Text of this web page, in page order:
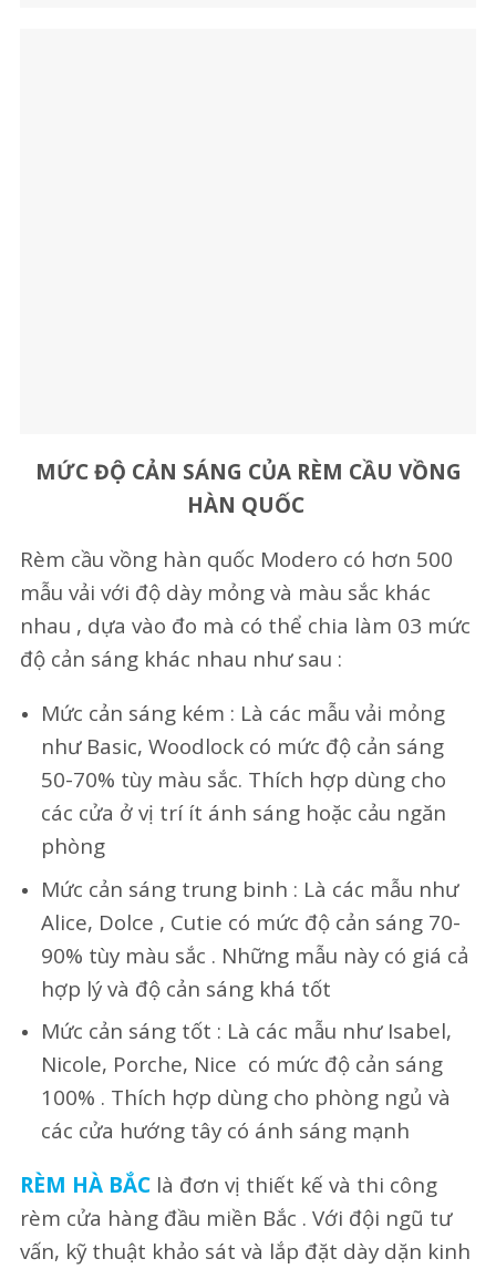
MỨC ĐỘ CẢN SÁNG CỦA RÈM CẦU VỒNG
HÀN QUỐC
Rèm cầu vồng hàn quốc Modero có hơn 500
mẫu vải với độ dày mỏng và màu sắc khác
nhau , dựa vào đo mà có thể chia làm 03 mức
độ cản sáng khác nhau như sau :
Mức cản sáng kém : Là các mẫu vải mỏng
như Basic, Woodlock có mức độ cản sáng
50-70% tùy màu sắc. Thích hợp dùng cho
các cửa ở vị trí ít ánh sáng hoặc cảu ngăn
phòng
Mức cản sáng trung binh : Là các mẫu như
Alice, Dolce , Cutie có mức độ cản sáng 70-
90% tùy màu sắc . Những mẫu này có giá cả
hợp lý và độ cản sáng khá tốt
Mức cản sáng tốt : Là các mẫu như Isabel,
Nicole, Porche, Nice có mức độ cản sáng
100% . Thích hợp dùng cho phòng ngủ và
các cửa hướng tây có ánh sáng mạnh
RÈM HÀ BẮC là đơn vị thiết kế và thi công
rèm cửa hàng đầu miền Bắc . Với đội ngũ tư
vấn, kỹ thuật khảo sát và lắp đặt dày dặn kinh